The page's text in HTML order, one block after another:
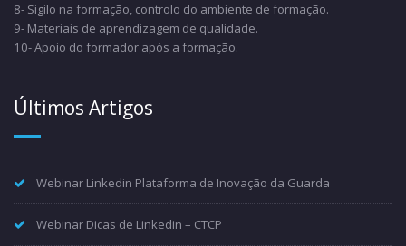
8- Sigilo na formação, controlo do ambiente de formação.
9- Materiais de aprendizagem de qualidade.
10- Apoio do formador após a formação.
Últimos Artigos
Webinar Linkedin Plataforma de Inovação da Guarda
Webinar Dicas de Linkedin – CTCP